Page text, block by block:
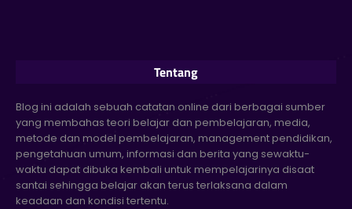
Tentang
Blog ini adalah sebuah catatan online dari berbagai sumber
yang membahas teori belajar dan pembelajaran, media,
metode dan model pembelajaran, management pendidikan,
pengetahuan umum, informasi dan berita yang sewaktu-
waktu dapat dibuka kembali untuk mempelajarinya disaat
santai sehingga belajar akan terus terlaksana dalam
keadaan dan kondisi tertentu.